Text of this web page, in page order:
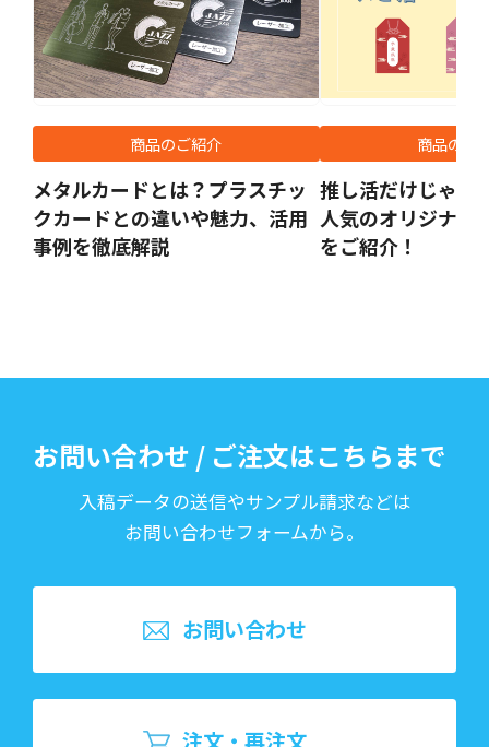
商品のご紹介
メタルカードとは？プラスチッ
クカードとの違いや魅力、活用
事例を徹底解説
商品のご
推し活だけじゃな
人気のオリジナル
をご紹介！
お問い合わせ / ご注文はこちらまで
入稿データの送信やサンプル請求などは
お問い合わせフォームから。
お問い合わせ